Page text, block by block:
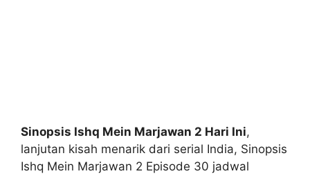
Sinopsis Ishq Mein Marjawan 2 Hari Ini,
lanjutan kisah menarik dari serial India, Sinopsis
Ishq Mein Marjawan 2 Episode 30 jadwal